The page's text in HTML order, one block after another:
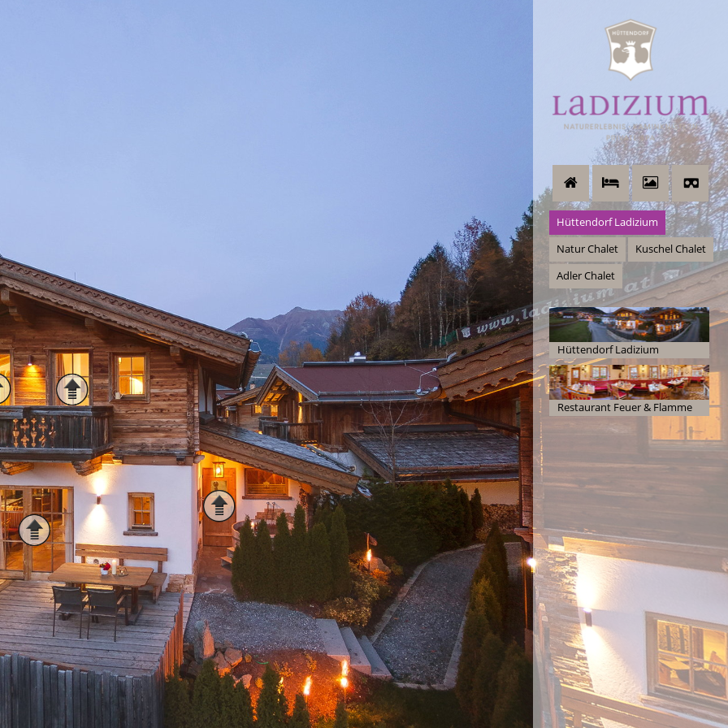
Hüttendorf Ladizium
Natur Chalet
Kuschel Chalet
Adler Chalet
Hüttendorf Ladizium
Restaurant Feuer & Flamme